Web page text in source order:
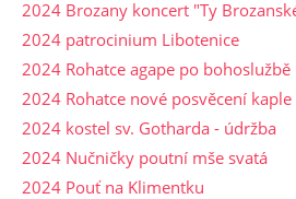
2024 Brozany koncert "Ty
2024 patrocinium Libotenice
2024 Rohatce agape po bohoslužbě
2024 Rohatce nové posvěcení kaple
2024 kostel sv. Gotharda - údržba
2024 Nučničky poutní mše svatá
2024 Pouť na Klimentku